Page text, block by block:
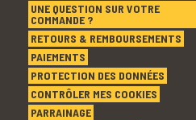
UNE QUESTION SUR VOTRE
COMMANDE ?
RETOURS & REMBOURSEMENTS
PAIEMENTS
PROTECTION DES DONNÉES
CONTRÔLER MES COOKIES
PARRAINAGE